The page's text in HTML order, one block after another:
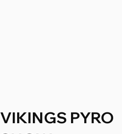
VIKINGS PYRO